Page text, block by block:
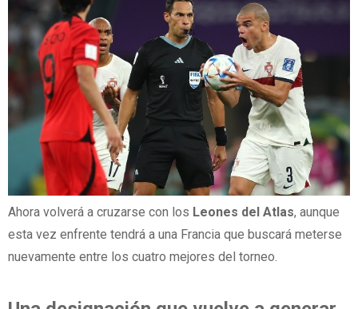
Ahora volverá a cruzarse con los Leones del Atlas, aunque
esta vez enfrente tendrá a una Francia que buscará meterse
nuevamente entre los cuatro mejores del torneo.